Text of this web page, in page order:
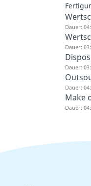
Dauer:
Dauer:
Dauer:
Dauer:
Make
Dauer: